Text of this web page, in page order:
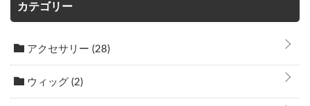
カテゴリー
アクセサリー (28)
ウィッグ (2)